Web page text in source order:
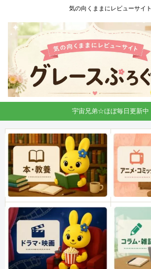
気の向くままにレビューサイト
宇宙兄弟☆ほぼ毎日更新中